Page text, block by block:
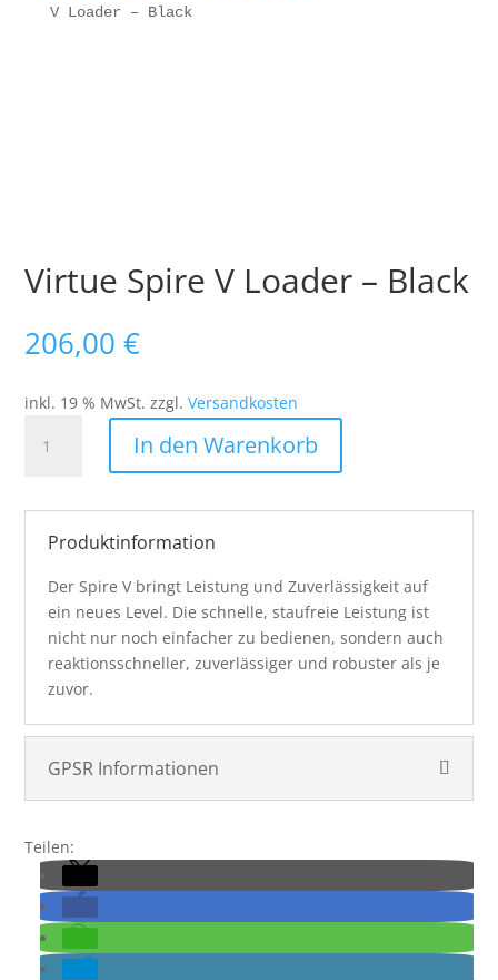
V Loader – Black
Virtue Spire V Loader – Black
206,00€
inkl. 19 % MwSt. zzgl.Versandkosten
Spire
Black
Menge
In den Warenkorb
Produktinformation
Der Spire V bringt Leistung und Zuverlässigkeit auf
ein neues Level. Die schnelle, staufreie Leistung ist
nicht nur noch einfacher zu bedienen, sondern auch
reaktionsschneller, zuverlässiger und robuster als je
zuvor.
GPSR Informationen
Teilen: